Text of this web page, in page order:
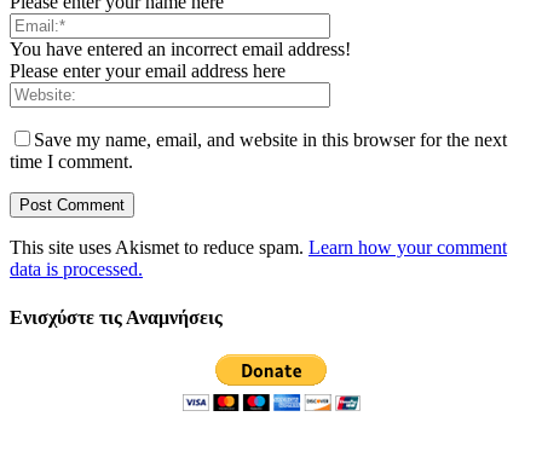
You have entered an incorrect email address!
Please enter your email address here
Save my name, email, and website in this browser for the next
time I comment.
This site uses Akismet to reduce spam. Learn how your comment
data is processed.
Ενισχύστε τις Αναμνήσεις